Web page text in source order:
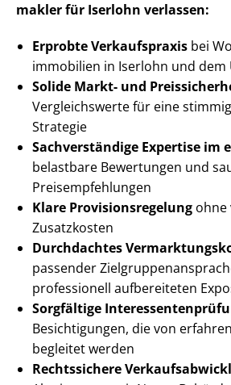
mak­ler für Iserlohn verlassen:
Erprobte Verkaufspraxis bei
im­mo­bi­li­en in Iserlohn und dem
Solide Markt- und
Vergleichswerte für eine
Strategie
Sachverständige Expertise im
belastbare Bewertungen und
Preis­emp­feh­lun­gen
Klare Pro­vi­si­ons­re­ge­lung ohne
Zusatzkosten
Durchdachtes
passender
professionell aufbereiteten
Sorgfältige
Besichtigungen, die von
begleitet werden
Rechtssichere